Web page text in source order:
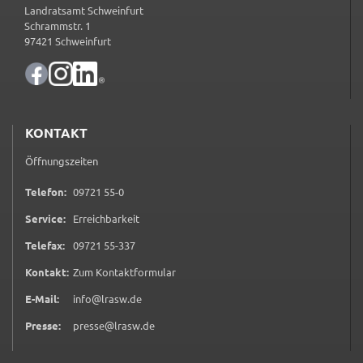
Landratsamt Schweinfurt
Schrammstr. 1
97421 Schweinfurt
KONTAKT
Öffnungszeiten
Telefon: 09721 55-00 9 7 2 1 5 5 0
Service: Erreichbarkeit
Telefax: 09721 55-3370 9 7 2 1 5 5 3 3 7
Kontakt: Zum Kontaktformular(öffnet in neuem Tab)
E-Mail:
info@lrasw.de
Presse:
presse@lrasw.de
Name:
accessibility
Anbieter:
Zweck:
Session
Wir weisen darauf hin, dass die Verarbeitung Ihrer
Daten bei Aktivierung dieser Auswahlaußerhalb
des Verantwortungsbereichs des Landratsamtes